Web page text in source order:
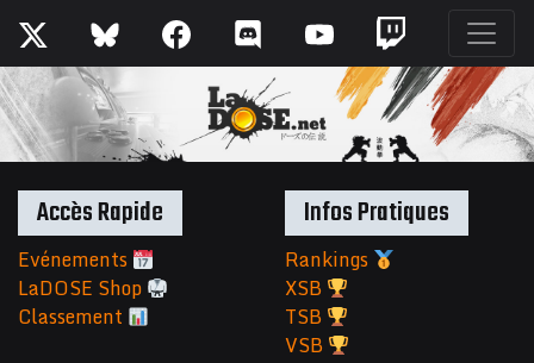
Accès Rapide
Evénements
LaDOSE Shop
Classement
Infos Pratiques
Rankings
XSB
TSB
VSB